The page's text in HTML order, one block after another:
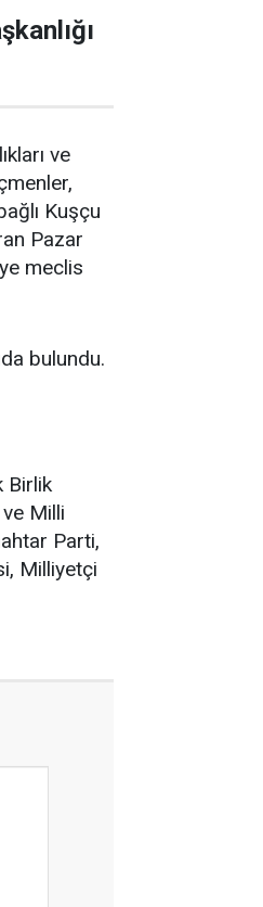
ve
Kuşçu
Pazar
meclis
bulundu.
Birlik
Milli
Parti,
Milliyetçi